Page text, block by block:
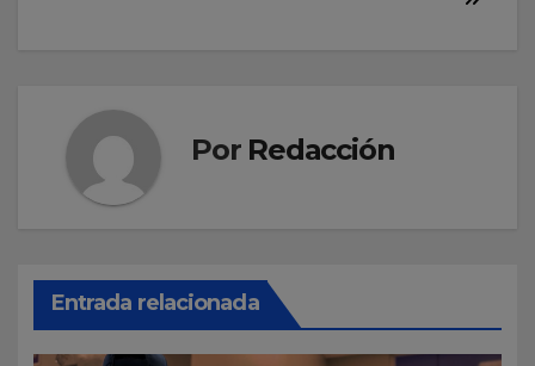
Por Redacción
Entrada relacionada